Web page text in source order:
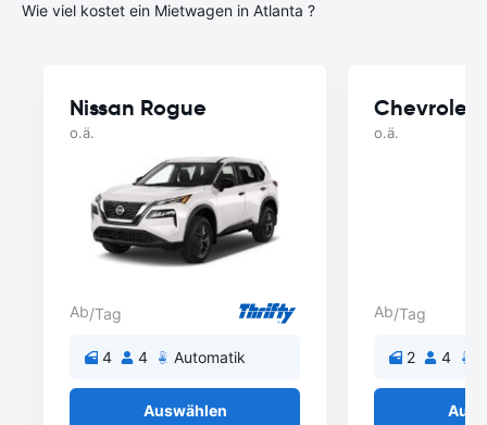
Wie viel kostet ein Mietwagen in Atlanta ?
Nissan Rogue
o.ä.
Ab/Tag
4 4 Automatik
Auswählen
Chevrolet
o.ä.
Ab/Tag
2 4